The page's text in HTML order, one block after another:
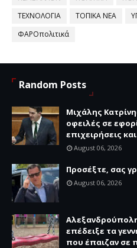
ΤΕΧΝΟΛΟΓΙΑ
ΤΟΠΙΚΑ ΝΕΑ
ΦΑΡΟπολιτικά
Random Posts
Μιχάλης
οφειλές σε
επιχειρήσεις
August 06, 2026
Προσέξτε, σας
August 06, 2026
επέδειξε τα
που έπαιζαν σε